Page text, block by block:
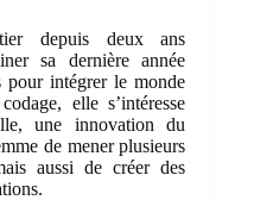
depuis deux ans
sa dernière année
pour intégrer le monde
elle s’intéresse
une innovation du
de mener plusieurs
aussi de créer des